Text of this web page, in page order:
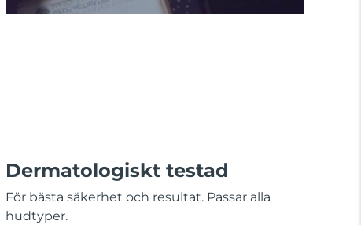
Dermatologiskt testad
För bästa säkerhet och resultat. Passar alla
hudtyper.